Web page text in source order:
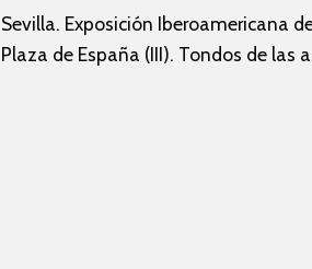
Sevilla. Exposición Iberoamericana
Plaza de España (III). Tondos de las